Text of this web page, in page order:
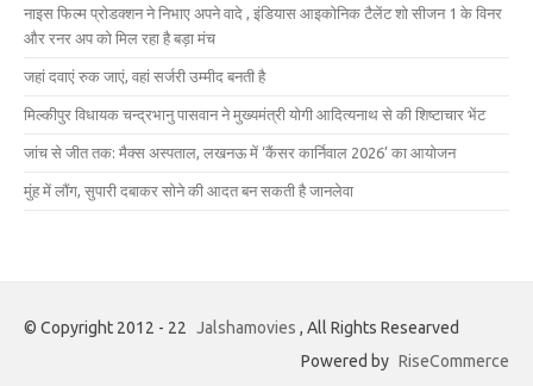
नाइस फिल्म प्रोडक्शन ने निभाए अपने वादे , इंडियास आइकोनिक टैलेंट शो सीजन 1 के विनर
और रनर अप को मिल रहा है बड़ा मंच
जहां दवाएं रुक जाएं, वहां सर्जरी उम्मीद बनती है
मिल्कीपुर विधायक चन्द्रभानु पासवान ने मुख्यमंत्री योगी आदित्यनाथ से की शिष्टाचार भेंट
जांच से जीत तक: मैक्स अस्पताल, लखनऊ में ‘कैंसर कार्निवाल 2026’ का आयोजन
मुंह में लौंग, सुपारी दबाकर सोने की आदत बन सकती है जानलेवा
© Copyright 2012 - 22 Jalshamovies , All Rights Researved
Powered by RiseCommerce